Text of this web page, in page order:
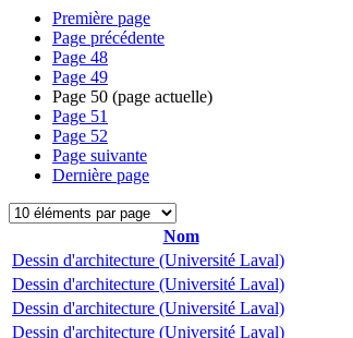
Première page
Page précédente
Page 48
Page 49
Page 50 (page actuelle)
Page 51
Page 52
Page suivante
Dernière page
Nom
Dessin d'architecture (Université Laval)
Dessin d'architecture (Université Laval)
Dessin d'architecture (Université Laval)
Dessin d'architecture (Université Laval)